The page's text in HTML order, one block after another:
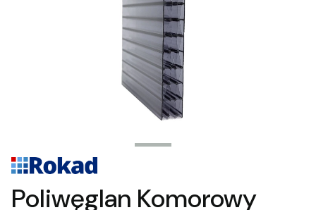
Poliwęglan Komorowy